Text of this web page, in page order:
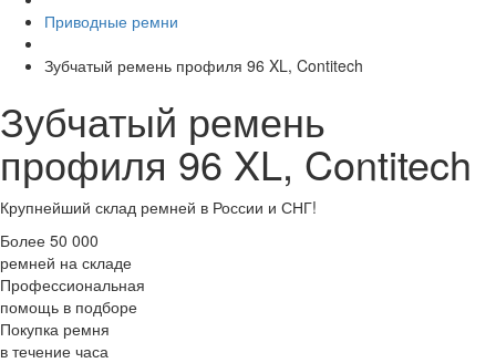
Приводные ремни
Зубчатый ремень профиля 96 XL, Contitech
Зубчатый ремень
профиля 96 XL, Contitech
Крупнейший склад ремней в России и СНГ!
Более 50 000
ремней на складе
Профессиональная
помощь в подборе
Покупка ремня
в течение часа